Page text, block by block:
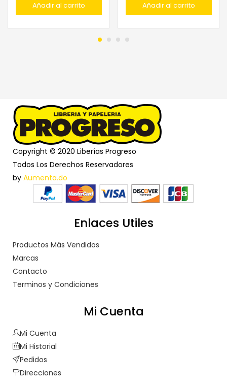
Añadir al carrito Añadir al carrito
Copyright © 2020 Liberías Progreso
Todos Los Derechos Reservadores
by Aumenta.do
Enlaces Utiles
Productos Más Vendidos
Marcas
Contacto
Terminos y Condiciones
Mi Cuenta
Mi Cuenta
Mi Historial
Pedidos
Direcciones